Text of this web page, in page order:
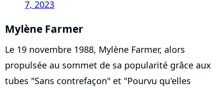
7, 2023
Mylène Farmer
Le 19 novembre 1988, Mylène Farmer, alors
propulsée au sommet de sa popularité grâce aux
tubes "Sans contrefaçon" et "Pourvu qu'elles